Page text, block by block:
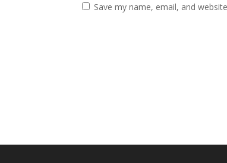
Save my name, email, and